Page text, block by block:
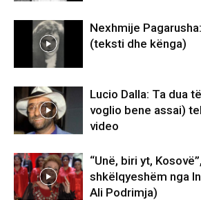
Nexhmije
(teksti dhe kënga)
Lucio Dalla: Ta dua
voglio bene assai)
video
“Unë, biri yt,
shkëlqyeshëm nga
Ali Podrimja)